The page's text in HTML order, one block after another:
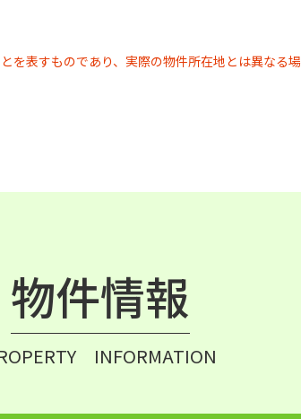
表すものであり、実際の物件所在地とは異なる場
物件情報
INFORMATION